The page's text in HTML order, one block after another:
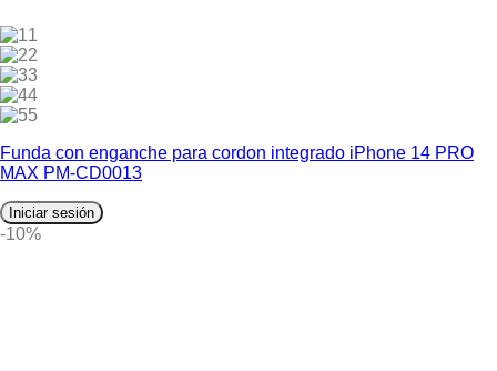
1
2
3
4
5
Funda con enganche para cordon integrado iPhone 14 PRO
MAX PM-CD0013
Iniciar sesión
-10%